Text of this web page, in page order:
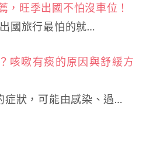
，旺季出國不怕沒車位！
國旅行最怕的就…
咳嗽有痰的原因與舒緩方
症狀，可能由感染、過…